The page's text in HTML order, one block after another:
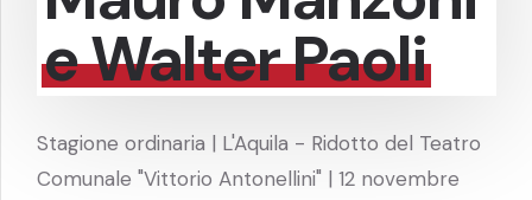
e Walter Paoli
Stagione ordinaria | L'Aquila - Ridotto del Teatro
Comunale "Vittorio Antonellini" | 12 novembre